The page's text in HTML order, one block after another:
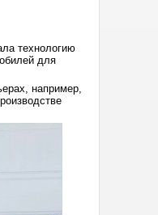
технологию
для
например,